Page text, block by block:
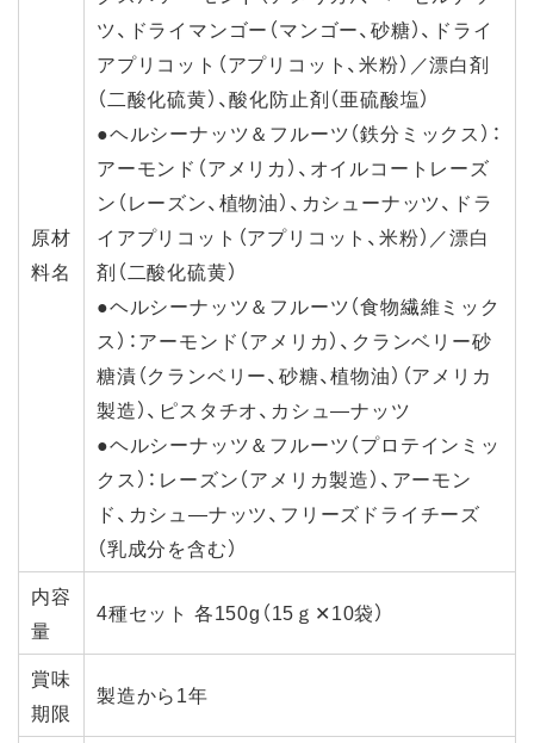
原材
料名
ツ、ドライマンゴー（マンゴー、砂糖）、ドライ
アプリコット（アプリコット、米粉）／漂白剤
（二酸化硫黄）、酸化防止剤（亜硫酸塩）
●ヘルシーナッツ＆フルーツ（鉄分ミックス）：
アーモンド（アメリカ）、オイルコートレーズ
ン（レーズン、植物油）、カシューナッツ、ドラ
イアプリコット（アプリコット、米粉）／漂白
剤（二酸化硫黄）
●ヘルシーナッツ＆フルーツ（食物繊維ミック
ス）：アーモンド（アメリカ）、クランベリー砂
糖漬（クランベリー、砂糖、植物油）（アメリカ
製造）、ピスタチオ、カシュ―ナッツ
●ヘルシーナッツ＆フルーツ（プロテインミッ
クス）：レーズン（アメリカ製造）、アーモン
ド、カシュ―ナッツ、フリーズドライチーズ
（乳成分を含む）
内容
量
4種セット 各150g（15ｇ✕10袋）
賞味
期限
製造から1年